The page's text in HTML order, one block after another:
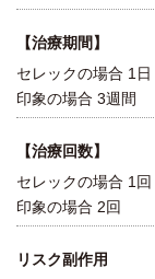
【治療期間】
セレックの場合 1日
印象の場合 3週間
【治療回数】
セレックの場合 1回
印象の場合 2回
リスク副作用